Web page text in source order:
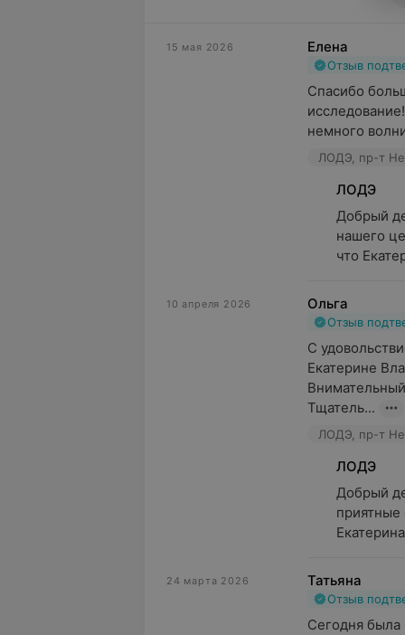
15 мая 2026 Елена
Отзыв
Спасибо
немного
ЛОДЭ, пр-т
ЛОДЭ
Добрый
нашего
что
10 апреля 2026 Ольга
Отзыв
С
Екатерине
Тщатель...
ЛОДЭ, пр-т
ЛОДЭ
Добрый
приятные
24 марта 2026 Татьяна
Отзыв
Сегодня была